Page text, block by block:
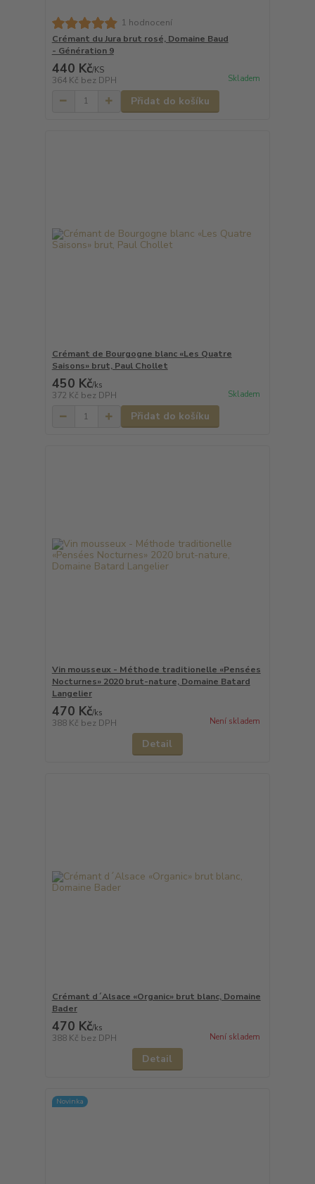
1 hodnocení
Crémant du Jura brut rosé, Domaine Baud
- Génération 9
440 Kč/KS
364 Kč bez DPH Skladem
Přidat do košíku
Crémant de Bourgogne blanc «Les Quatre
Saisons» brut, Paul Chollet
450 Kč/ks
372 Kč bez DPH Skladem
Přidat do košíku
Vin mousseux - Méthode traditionelle «Pensées
Nocturnes» 2020 brut-nature, Domaine Batard
Langelier
470 Kč/ks
388 Kč bez DPH Není skladem
Detail
Crémant d´Alsace «Organic» brut blanc, Domaine
Bader
470 Kč/ks
388 Kč bez DPH Není skladem
Detail
Novinka